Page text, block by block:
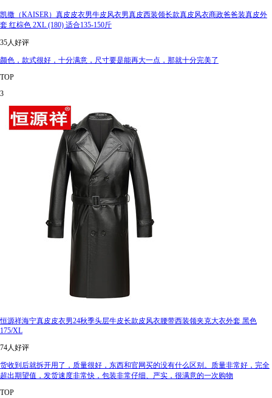
凯撒（KAISER）真皮皮衣男牛皮风衣男真皮西装领长款真皮风衣商政爸爸装真皮外
套 红棕色 2XL (180) 适合135-150斤
35人好评
颜色，款式很好，十分满意，尺寸要是能再大一点，那就十分完美了
TOP
3
恒源祥海宁真皮皮衣男24秋季头层牛皮长款皮风衣腰带西装领夹克大衣外套 黑色
175/XL
74人好评
货收到后就拆开用了，质量很好，东西和官网买的没有什么区别。质量非常好，完全
超出期望值，发货速度非常快，包装非常仔细、严实，很满意的一次购物
TOP